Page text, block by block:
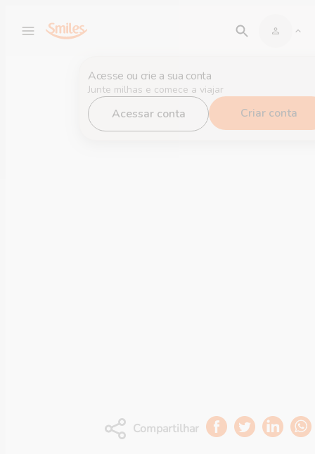
Acesse ou crie a sua conta
Junte milhas e comece a viajar
Acessar conta Criar conta
Compartilhar